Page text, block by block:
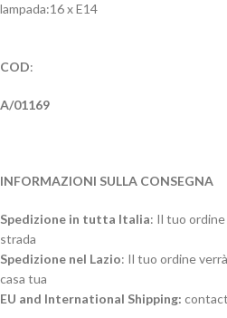
lampada:16 x E14
COD:
A/01169
INFORMAZIONI SULLA CONSEGNA
Spedizione in tutta Italia: Il tuo
strada
Spedizione nel Lazio: Il tuo ordine
casa tua
EU and International Shipping: